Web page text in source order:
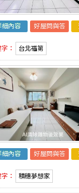
細內容 好屋問與答
： 台北福第
細內容 好屋問與答
： 積穗夢想家